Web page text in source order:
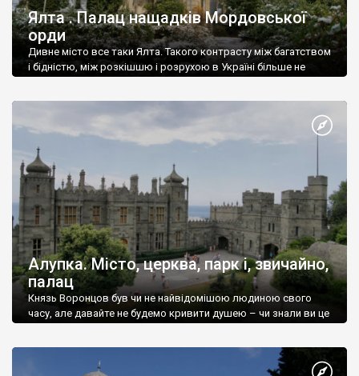
Ялта . Палац нащадків Мордовської
орди
Дивне місто все таки Ялта. Такого контрасту між багатством
і бідністю, між розкішшю і розрухою в Україні більше не
Алупка. Місто, церква, парк і, звичайно,
палац
Князь Воронцов був чи не найвідомішою людиною свого
часу, але давайте не будемо кривити душею – чи знали ви це